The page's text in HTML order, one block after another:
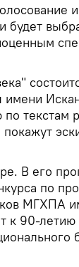
будет
имени
текстам
В его
по
МГХПА
к 90-